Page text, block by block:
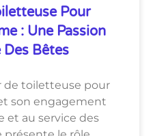
Pour
: Une Passion
Bêtes
de toiletteuse pour
son engagement
et au service des